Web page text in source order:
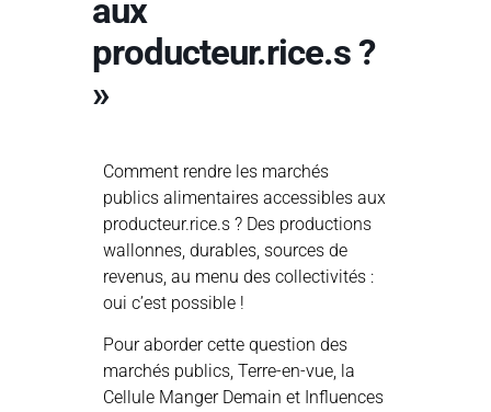
aux
producteur.rice.s ?
»
Comment rendre les marchés
publics alimentaires accessibles aux
producteur.rice.s ? Des productions
wallonnes, durables, sources de
revenus, au menu des collectivités :
oui c’est possible !
Pour aborder cette question des
marchés publics, Terre-en-vue, la
Cellule Manger Demain et Influences